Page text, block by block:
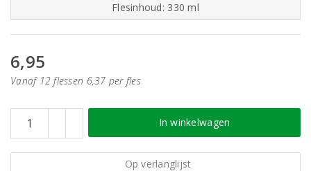
Flesinhoud: 330 ml
6,95
Vanaf 12 flessen 6,37 per fles
In winkelwagen
Op verlanglijst